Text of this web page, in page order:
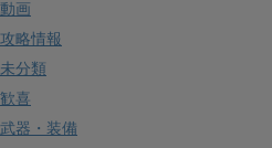
動画
攻略情報
未分類
歓喜
武器・装備